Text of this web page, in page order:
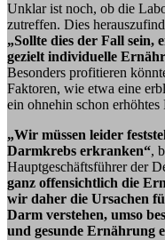
Unklar ist noch, ob die
zutreffen. Dies
„Sollte dies der Fall sein,
gezielt individuelle
Besonders profitieren
Faktoren, wie etwa eine
ein ohnehin schon erhöhtes
„Wir müssen leider
Darmkrebs erkranken“,
Hauptgeschäftsführer der
ganz offensichtlich die
wir daher die Ursachen
Darm verstehen, umso
und gesunde Ernährung